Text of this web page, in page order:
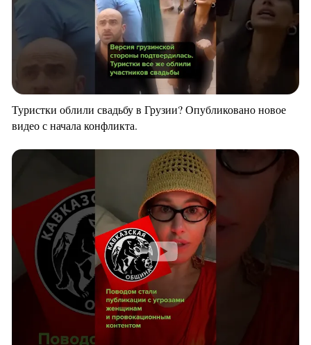
Туристки облили свадьбу в Грузии? Опубликовано новое
видео с начала конфликта.